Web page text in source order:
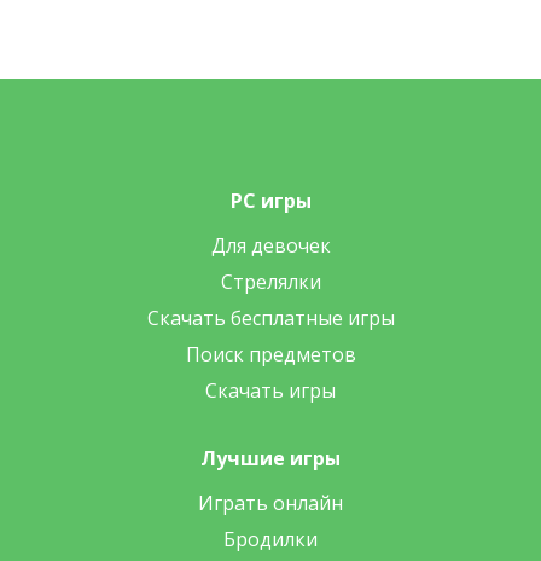
PC игры
Для девочек
Стрелялки
Скачать бесплатные игры
Поиск предметов
Скачать игры
Лучшие игры
Играть онлайн
Бродилки